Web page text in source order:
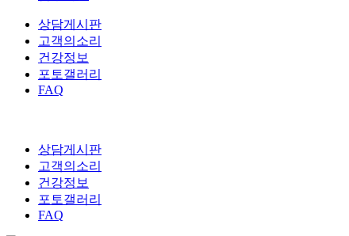
상담게시판
고객의소리
건강정보
포토갤러리
FAQ
상담게시판
고객의소리
건강정보
포토갤러리
FAQ